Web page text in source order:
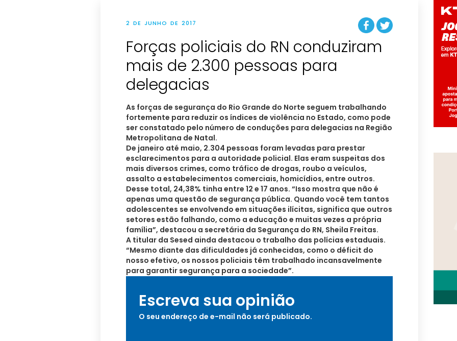
2 DE JUNHO DE 2017
Forças policiais do RN conduziram
mais de 2.300 pessoas para
delegacias
As forças de segurança do Rio Grande do Norte seguem trabalhando
fortemente para reduzir os índices de violência no Estado, como pode
ser constatado pelo número de conduções para delegacias na Região
Metropolitana de Natal.
De janeiro até maio, 2.304 pessoas foram levadas para prestar
esclarecimentos para a autoridade policial. Elas eram suspeitas dos
mais diversos crimes, como tráfico de drogas, roubo a veículos,
assalto a estabelecimentos comerciais, homicídios, entre outros.
Desse total, 24,38% tinha entre 12 e 17 anos. “Isso mostra que não é
apenas uma questão de segurança pública. Quando você tem tantos
adolescentes se envolvendo em situações ilícitas, significa que outros
setores estão falhando, como a educação e muitas vezes a própria
família”, destacou a secretária da Segurança do RN, Sheila Freitas.
A titular da Sesed ainda destacou o trabalho das polícias estaduais.
“Mesmo diante das dificuldades já conhecidas, como o déficit do
nosso efetivo, os nossos policiais têm trabalhado incansavelmente
para garantir segurança para a sociedade”.
Escreva sua opinião
O seu endereço de e-mail não será publicado.